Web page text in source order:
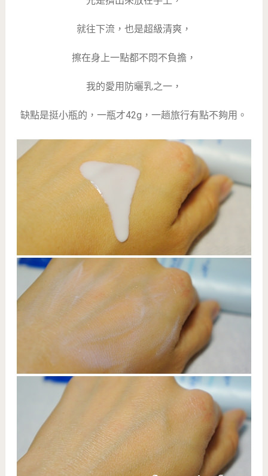
就往下流，也是超級清爽，
擦在身上一點都不悶不負擔，
我的愛用防曬乳之一，
缺點是挺小瓶的，一瓶才42g，一趟旅行有點不夠用。